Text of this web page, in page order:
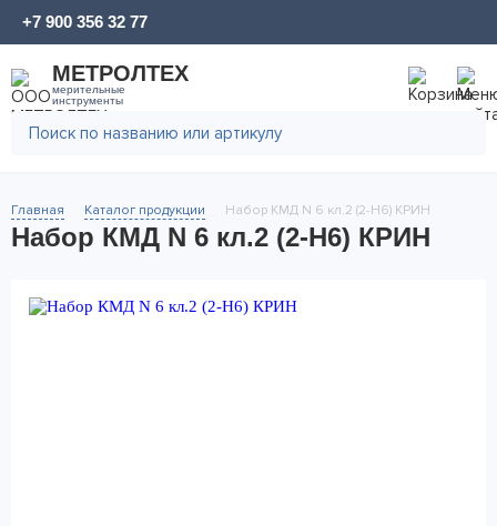
МЕТРОЛТЕХ
мерительные
инструменты
+7 900 356 32 77
Главная Каталог продукции Набор КМД N 6 кл.2 (2-Н6) КРИН
Набор КМД N 6 кл.2 (2-Н6) КРИН